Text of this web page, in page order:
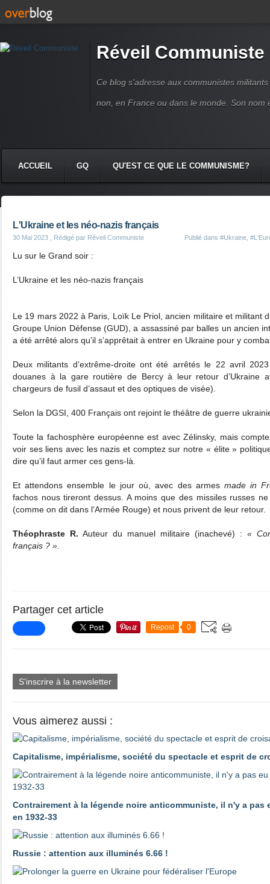
Réveil Communiste
Ce blog s'adresse aux communistes
non, en France ou dans le monde. Son nom
ACCUEIL GQ QU'EST CE QUE LE COMMUNISME?
L'Ukraine et les néo-nazis français
30 Mai 2023 , Rédigé par Réveil Communiste Publié dans #Ukraine
Lu sur le Grand soir :
L’Ukraine et les néo-nazis français
Le 19 mars 2022 à Paris, Loïk Le Priol, ancien militaire et militant
Groupe Union Défense (GUD), a assassiné par balles un ancien
a été arrêté alors qu’il s’apprêtait à entrer en Ukraine pour y
Deux militants d’extrême-droite ont été arrêtés le 22 avril
douanes à la gare routière de Bercy à leur retour d’Ukraine
chargeurs de fusil d’assaut et des optiques de visée).
Selon la DGSI, 400 Français ont rejoint le théâtre de guerre
Toute la fachosphère européenne est avec Zélinsky, mais
voir ses liens avec les nazis et comptez sur notre « élite »
dire qu’il faut armer ces gens-là.
Et attendons ensemble le jour où, avec des armes made in
fachos nous tireront dessus. A moins que des missiles russes
(comme on dit dans l’Armée Rouge) et nous privent de leur retour.
Théophraste R. Auteur du manuel militaire (inachevé) : «
français ? ».
Partager cet article
Repost 0
S'inscrire à la newsletter
Vous aimerez aussi :
Capitalisme, impérialisme, société du spectacle et esprit de
Contrairement à la légende noire anticommuniste, il n'y a pas
en 1932-33
Russie : attention aux illuminés 6.66 !